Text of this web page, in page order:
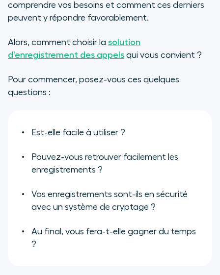
comprendre vos besoins et comment ces derniers
peuvent y répondre favorablement.
Alors, comment choisir la solution
d'enregistrement des appels qui vous convient ?
Pour commencer, posez-vous ces quelques
questions :
Est-elle facile à utiliser ?
Pouvez-vous retrouver facilement les
enregistrements ?
Vos enregistrements sont-ils en sécurité
avec un système de cryptage ?
Au final, vous fera-t-elle gagner du temps
?